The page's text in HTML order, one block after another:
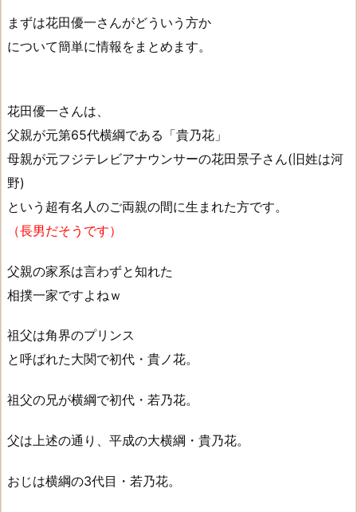
まずは花田優一さんがどういう方か
について簡単に情報をまとめます。
花田優一さんは、
父親が元第65代横綱である「貴乃花」
母親が元フジテレビアナウンサーの花田景子さん(旧姓は河
野)
という超有名人のご両親の間に生まれた方です。
（長男だそうです）
父親の家系は言わずと知れた
相撲一家ですよねｗ
祖父は角界のプリンス
と呼ばれた大関で初代・貴ノ花。
祖父の兄が横綱で初代・若乃花。
父は上述の通り、平成の大横綱・貴乃花。
おじは横綱の3代目・若乃花。